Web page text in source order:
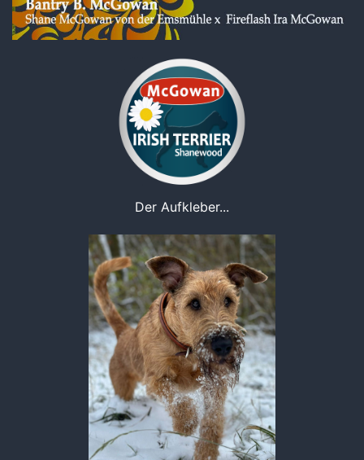
Der Aufkleber...